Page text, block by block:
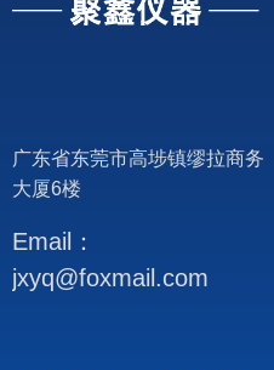
广东省东莞市高埗镇缪拉商务
大厦6楼
Email：
jxyq@foxmail.com